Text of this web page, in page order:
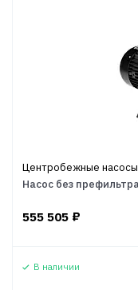
Центробежные
Насос без
555 505 ₽
В наличии